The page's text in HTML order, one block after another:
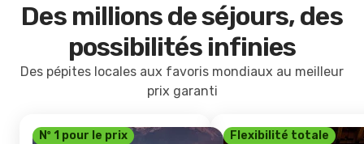
Des millions de séjours, des
possibilités infinies
Des pépites locales aux favoris mondiaux au meilleur
prix garanti
Nº 1 pour le prix Flexibilité totale